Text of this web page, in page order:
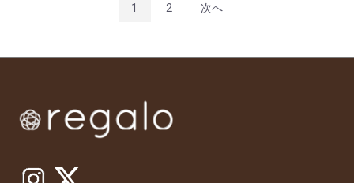
1 2 次へ